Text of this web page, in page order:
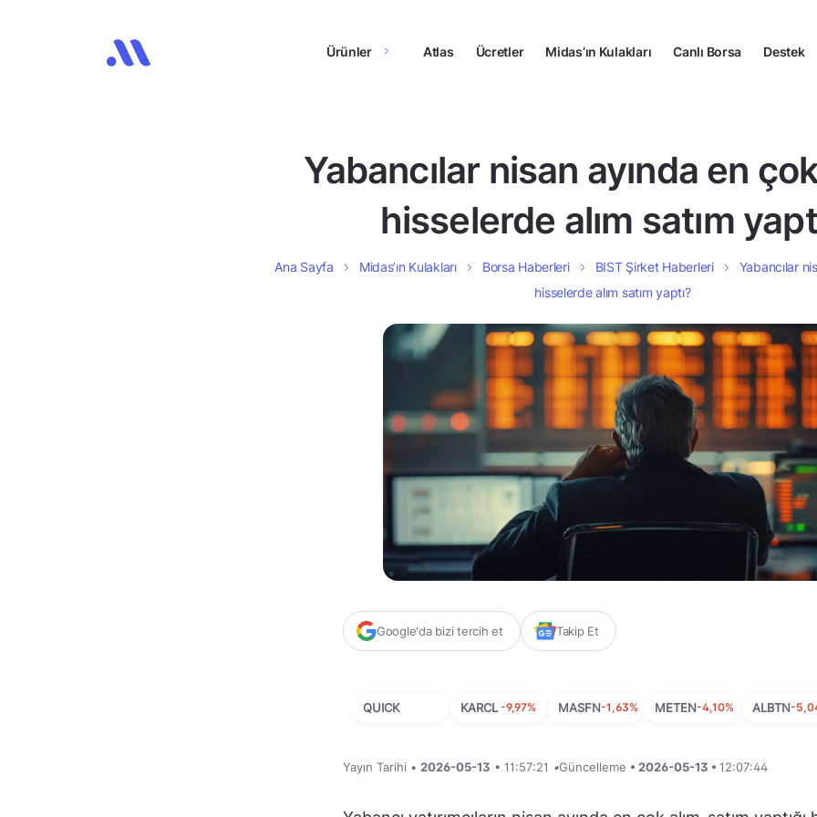
Ürünler Atlas Ücretler Midas’ın Kulakları Canlı Borsa Destek
Yabancılar nisan ayında en
hisselerde alım satım
Ana Sayfa Midas’ın Kulakları Borsa Haberleri BIST Şirket Haberleri
Yabancılar
hisselerde alım satım yaptı?
Google'da bizi tercih et Takip Et
QUICK KARCL -9,97% MASFN-1,63% METEN-4,10% ALBTN-
Yayın Tarihi • 2026-05-13 • 11:57:21 •Güncelleme • 2026-05-13 • 12:07:44